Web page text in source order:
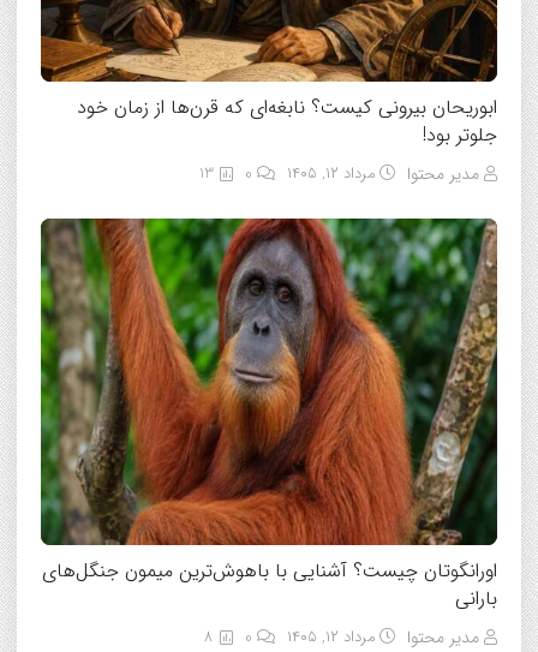
ابوریحان بیرونی کیست؟ نابغه‌ای که قرن‌ها از زمان خود
جلوتر بود!
مدیر محتوا مرداد ۱۲, ۱۴۰۵ 13
اورانگوتان چیست؟ آشنایی با باهوش‌ترین میمون جنگل‌های
بارانی
مدیر محتوا مرداد ۱۲, ۱۴۰۵ 8